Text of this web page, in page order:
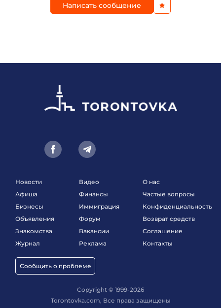
Написать сообщение
Новости
Афиша
Бизнесы
Объявления
Знакомства
Журнал
Сообщить о проблеме
Видео
Финансы
Иммиграция
Форум
Вакансии
Реклама
О нас
Частые вопросы
Конфиденциальность
Возврат средств
Соглашение
Контакты
Copyright © 1999-2026
Torontovka.com, Все права защищены